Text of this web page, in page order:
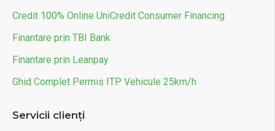
Credit 100% Online UniCredit Consumer Financing
Finantare prin TBI Bank
Finantare prin Leanpay
Ghid Complet Permis ITP Vehicule 25km/h
Servicii clienți